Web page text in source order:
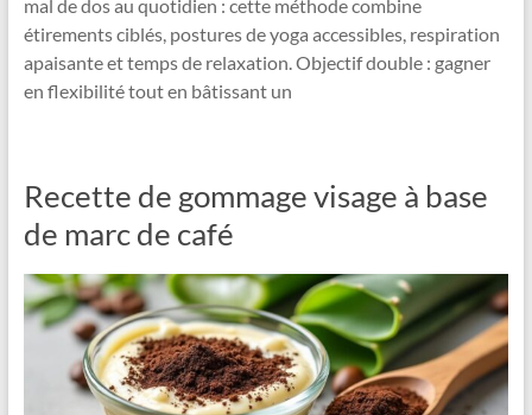
mal de dos au quotidien : cette méthode combine
étirements ciblés, postures de yoga accessibles, respiration
apaisante et temps de relaxation. Objectif double : gagner
en flexibilité tout en bâtissant un
Recette de gommage visage à base
de marc de café